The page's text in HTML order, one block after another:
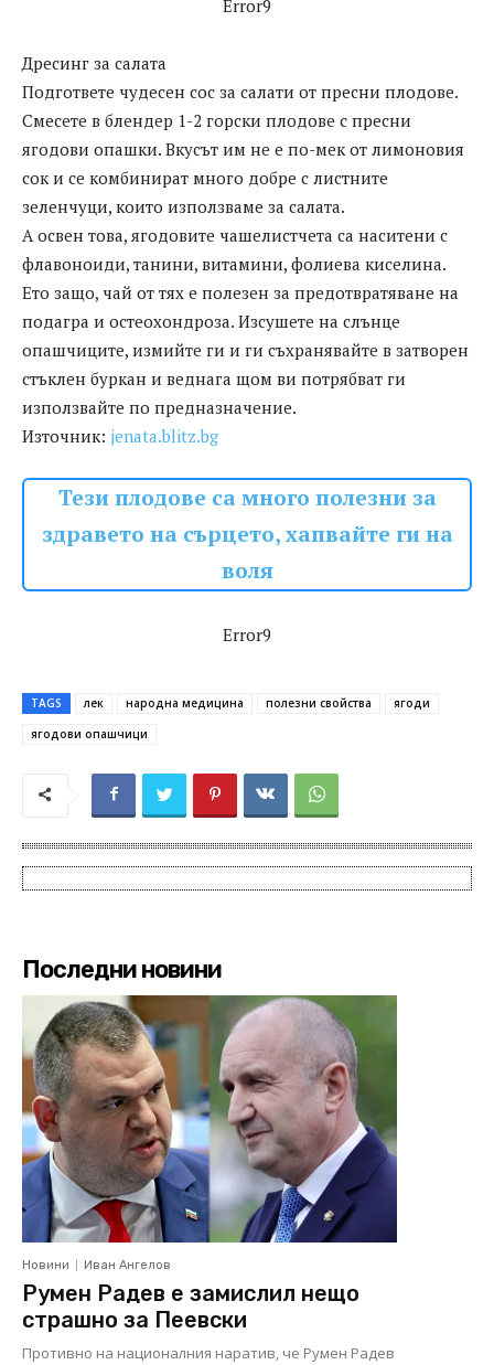
Error9
Дресинг за салата
Подгответе чудесен сос за салати от пресни плодове.
Смесете в блендер 1-2 горски плодове с пресни
ягодови опашки. Вкусът им не е по-мек от лимоновия
сок и се комбинират много добре с листните
зеленчуци, които използваме за салата.
А освен това, ягодовите чашелистчета са наситени с
флавоноиди, танини, витамини, фолиева киселина.
Ето защо, чай от тях е полезен за предотвратяване на
подагра и остеохондроза. Изсушете на слънце
опашчиците, измийте ги и ги съхранявайте в затворен
стъклен буркан и веднага щом ви потрябват ги
използвайте по предназначение.
Източник: jenata.blitz.bg
Тези плодове са много полезни за
здравето на сърцето, хапвайте ги на
воля
Error9
TAGS лек народна медицина полезни свойства
ягоди
ягодови опашчици
Последни новини
Новини Иван Ангелов
Румен Радев е замислил нещо
страшно за Пеевски
Противно на националния наратив, че Румен Радев